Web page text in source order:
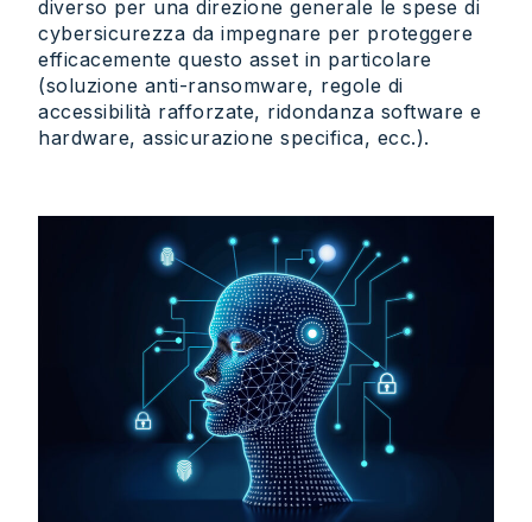
diverso per una direzione generale le spese di
cybersicurezza da impegnare per proteggere
efficacemente questo asset in particolare
(soluzione anti-ransomware, regole di
accessibilità rafforzate, ridondanza software e
hardware, assicurazione specifica, ecc.).